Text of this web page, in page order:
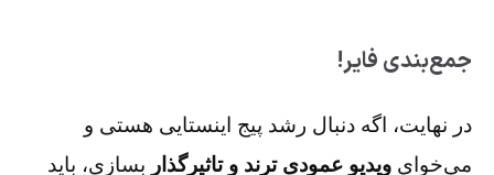
جمع‌بندی فایر!
در نهایت، اگه دنبال رشد پیج اینستایی هستی و
می‌خوای ویدیو عمودی ترند و تاثیرگذار بسازی، باید